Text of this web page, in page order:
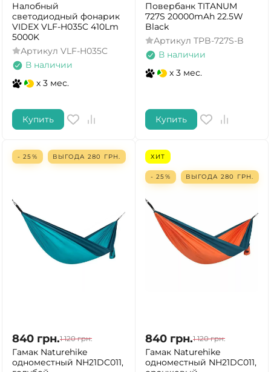
Налобный
светодиодный фонарик
VIDEX VLF-H035C 410Lm
5000K
Артикул VLF-H035C
В наличии
x 3 мес.
Купить
Повербанк TITANUM
727S 20000mAh 22.5W
Black
Артикул TPB-727S-B
В наличии
x 3 мес.
Купить
- 25% ВЫГОДА 280 ГРН.
840 грн.1 120 грн.
Гамак Naturehike
одноместный NH21DC011,
ХИТ
- 25% ВЫГОДА 280 ГРН.
840 грн.1 120 грн.
Гамак Naturehike
одноместный NH21DC011,